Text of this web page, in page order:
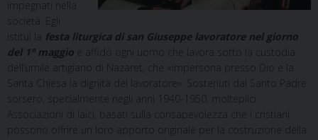
impegnati nella
società. Egli
istituì la festa liturgica di san Giuseppe lavoratore nel giorno
del 1° maggio e affidò ogni uomo che lavora sotto la custodia
dell’umile artigiano di Nazaret, che «impersona presso Dio e la
Santa Chiesa la dignità del lavoratore». Sostenuti dal Santo Padre
sorsero, specialmente negli anni 1940-1950, molteplici
Associazioni di laici, basati sulla consapevolezza che i cristiani
possono offrire un loro apporto originale per la costruzione della